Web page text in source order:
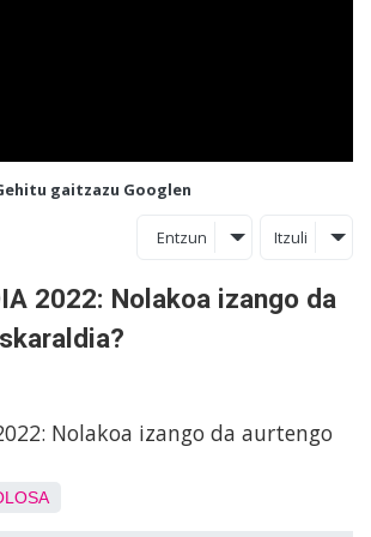
gaitzazu Googlen
Entzun Itzuli
2022: Nolakoa izango da
Nolakoa izango da aurtengo